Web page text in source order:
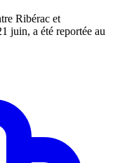
Ribérac et
juin, a été reportée au